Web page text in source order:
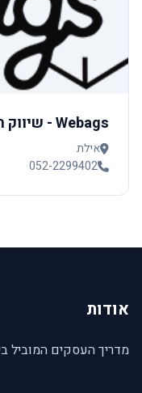
Webags - שיווק תיקים ומזוודות איכותיים
אילת
052-2299402
אודות
מדריך העסקים המוביל